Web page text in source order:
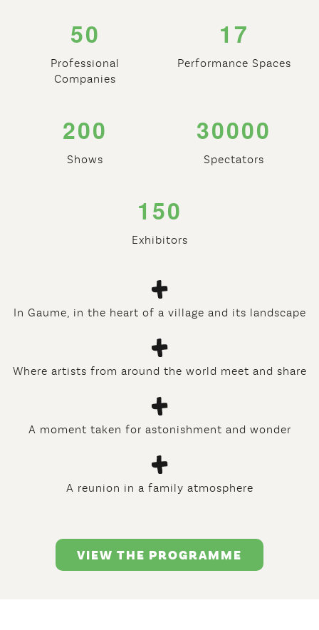
50
Professional
Companies
17
Performance Spaces
200
Shows
30000
Spectators
150
Exhibitors
In Gaume, in the heart of a village and its landscape
Where artists from around the world meet and share
A moment taken for astonishment and wonder
A reunion in a family atmosphere
VIEW THE PROGRAMME